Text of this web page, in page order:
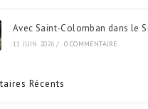
Avec Saint-Colomban dans le
11 JUIN 2026 / 0 COMMENTAIRE
Récents